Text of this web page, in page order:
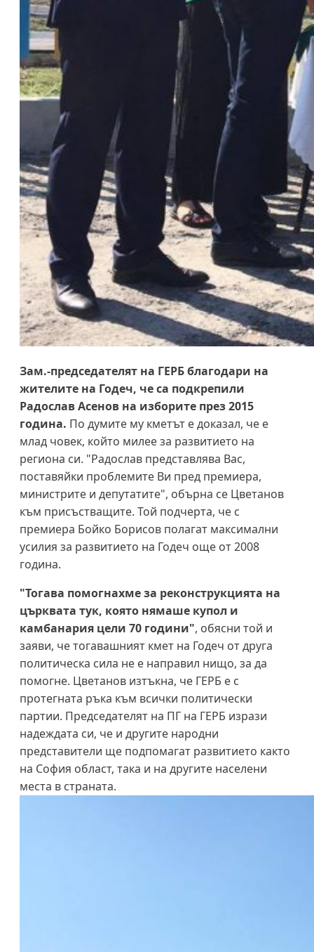
Зам.-председателят на ГЕРБ благодари на
жителите на Годеч, че са подкрепили
Радослав Асенов на изборите през 2015
година. По думите му кметът е доказал, че е
млад човек, който милее за развитието на
региона си. "Радослав представлява Вас,
поставяйки проблемите Ви пред премиера,
министрите и депутатите", обърна се Цветанов
към присъстващите. Той подчерта, че с
премиера Бойко Борисов полагат максимални
усилия за развитието на Годеч още от 2008
година.
"Тогава помогнахме за реконструкцията на
църквата тук, която нямаше купол и
камбанария цели 70 години", обясни той и
заяви, че тогавашният кмет на Годеч от друга
политическа сила не е направил нищо, за да
помогне. Цветанов изтъкна, че ГЕРБ е с
протегната ръка към всички политически
партии. Председателят на ПГ на ГЕРБ изрази
надеждата си, че и другите народни
представители ще подпомагат развитието както
на София област, така и на другите населени
места в страната.